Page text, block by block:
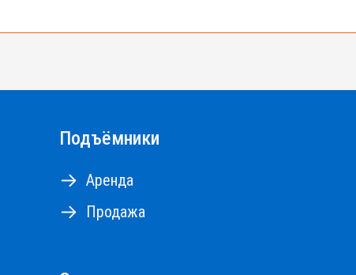
ПРАЙС-ЛИСТ НА РЕМОНТНЫЕ РАБОТЫ
Подъёмники
Аренда
Продажа